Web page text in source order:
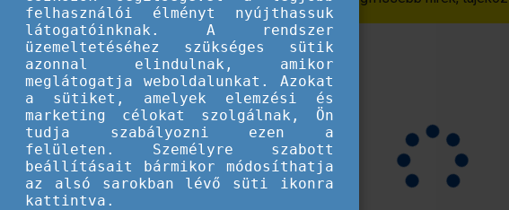
felhasználói élményt nyújthassuk
látogatóinknak. A rendszer
üzemeltetéséhez szükséges sütik
azonnal elindulnak, amikor
meglátogatja weboldalunkat. Azokat
a sütiket, amelyek elemzési és
marketing célokat szolgálnak, Ön
tudja szabályozni ezen a
felületen. Személyre szabott
beállításait bármikor módosíthatja
az alsó sarokban lévő süti ikonra
kattintva.